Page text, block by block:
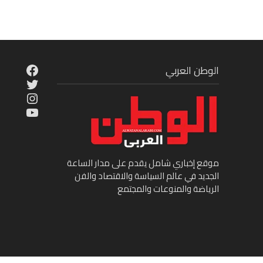
Twitter
YouTube
الوطن العربي
موقع إخباري شامل يقدم على مدار الساعة
الجديد في عالم السياسة والاقتصاد والفن
الرياضة والمنوعات والمجتمع